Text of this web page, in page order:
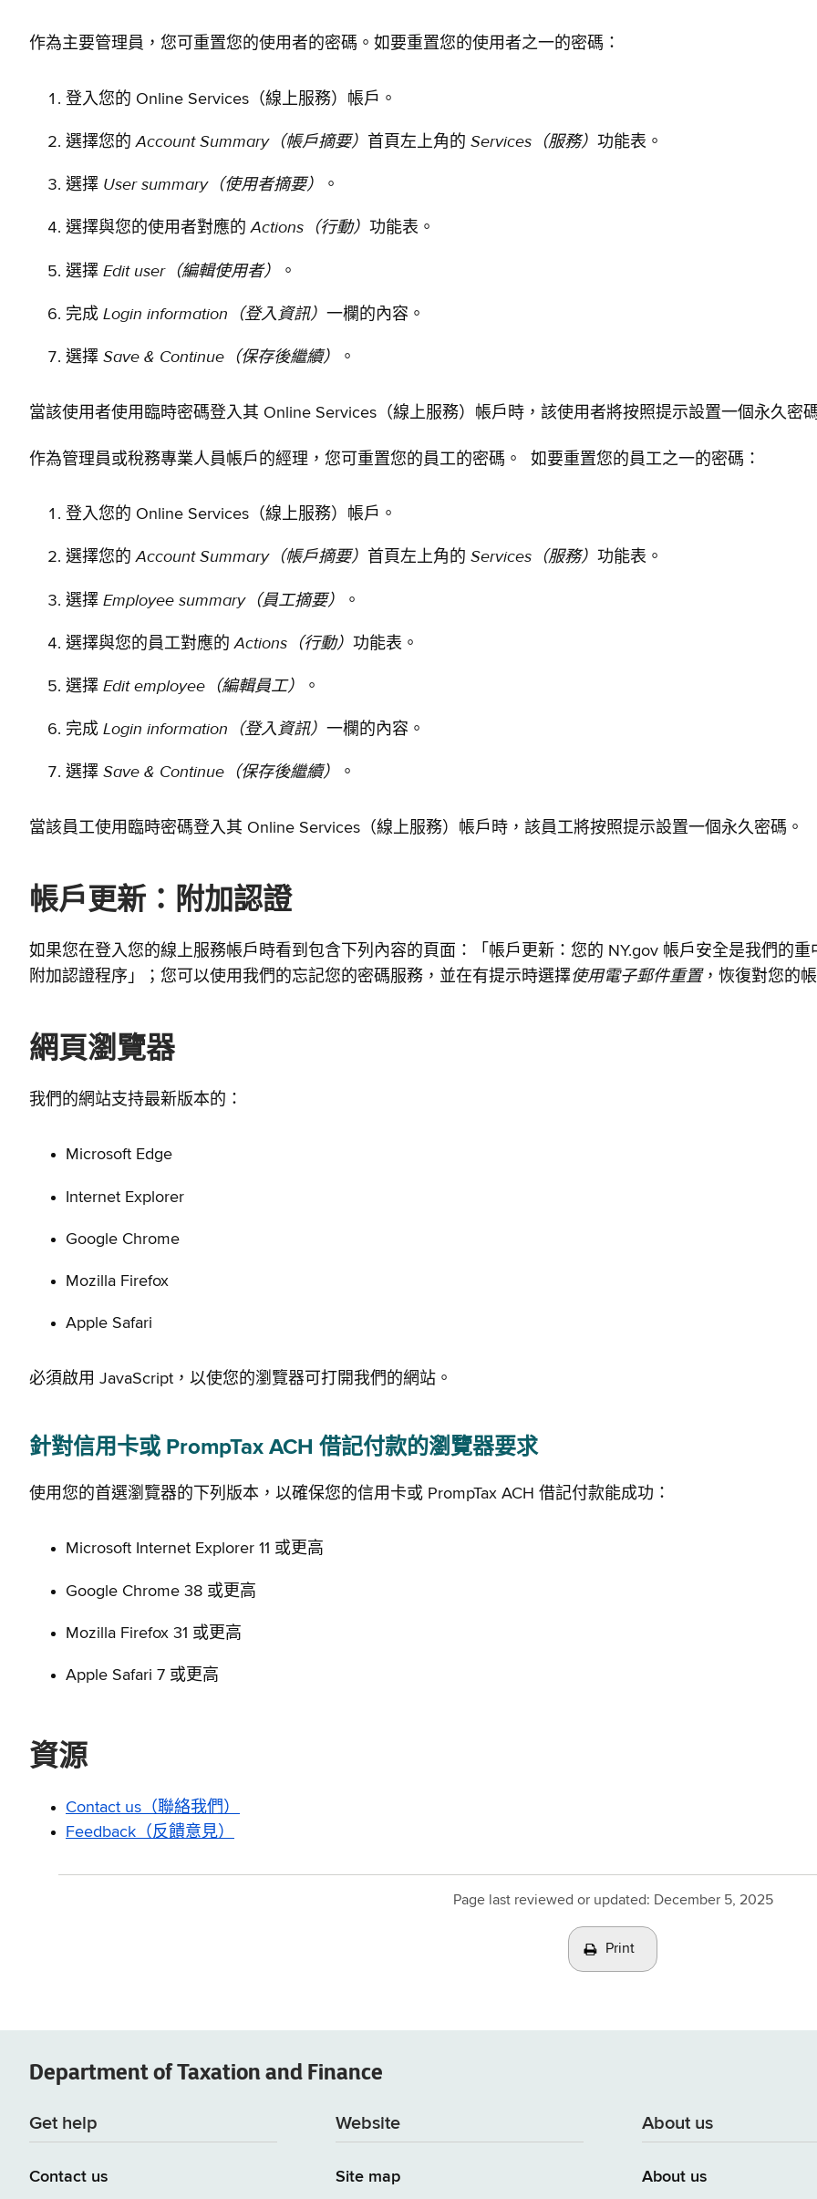
作為主要管理員，您可重置您的使用者的密碼。如要重置您的使用者之一的密碼：
登入您的 Online Services（線上服務）帳戶。
選擇您的Account Summary（帳戶摘要） 首頁左上角的 Services （服務） 功能表。
選擇 User summary（使用者摘要） 。
選擇與您的使用者對應的Actions （行動） 功能表。
選擇 Edit user（編輯使用者） 。
完成 Login information （登入資訊） 一欄的內容。
選擇 Save & Continue （保存後繼續） 。
當該使用者使用臨時密碼登入其 Online Services（線上服務）帳戶時，該使用者將按照提示設置一個永久密
作為管理員或稅務專業人員帳戶的經理，您可重置您的員工的密碼。 如要重置您的員工之一的密碼：
登入您的 Online Services（線上服務）帳戶。
選擇您的Account Summary（帳戶摘要） 首頁左上角的 Services （服務） 功能表。
選擇 Employee summary（員工摘要） 。
選擇與您的員工對應的Actions （行動） 功能表。
選擇 Edit employee （編輯員工） 。
完成 Login information （登入資訊） 一欄的內容。
選擇 Save & Continue （保存後繼續） 。
當該員工使用臨時密碼登入其 Online Services（線上服務）帳戶時，該員工將按照提示設置一個永久密碼。
帳戶更新：附加認證
如果您在登入您的線上服務帳戶時看到包含下列內容的頁面：「帳戶更新：您的 NY.gov 帳戶安全是我們的
附加認證程序」；您可以使用我們的忘記您的密碼服務，並在有提示時選擇使用電子郵件重置，恢復對您的
網頁瀏覽器
我們的網站支持最新版本的：
Microsoft Edge
Internet Explorer
Google Chrome
Mozilla Firefox
Apple Safari
必須啟用 JavaScript，以使您的瀏覽器可打開我們的網站。
針對信用卡或 PrompTax ACH 借記付款的瀏覽器要求
使用您的首選瀏覽器的下列版本，以確保您的信用卡或 PrompTax ACH 借記付款能成功：
Microsoft Internet Explorer 11 或更高
Google Chrome 38 或更高
Mozilla Firefox 31 或更高
Apple Safari 7 或更高
資源
Contact us（聯絡我們）
Feedback（反饋意見）
Page last reviewed or updated: December 5, 2025
Print
Department ofTaxation and Finance
Get help
Contact us
Website
Site map
About us
About us